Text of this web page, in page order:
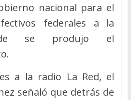
nacional para el
federales a la
se produjo el
a la radio La Red, el
señaló que detrás de